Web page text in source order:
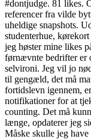
#dontjudge. 81 likes.
referencer fra vilde
uheldige snapshots.
studenterhue,
jeg høster mine likes
førnævnte bedrifter er
selvironi. Jeg vil jo
til gengæld, det må
fortidslevn igennem,
notifikationer for at
counting. Det må
længe, opdaterer jeg
Måske skulle jeg have